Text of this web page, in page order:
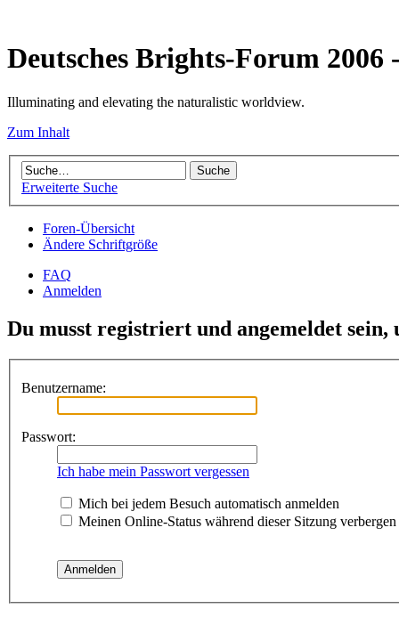
Deutsches Brights-Forum
Illuminating and elevating the naturalistic worldview.
Zum Inhalt
Erweiterte Suche
Foren-Übersicht
Ändere Schriftgröße
FAQ
Anmelden
Du musst registriert und angemeldet
Benutzername:
Passwort:
Ich habe mein Passwort vergessen
Mich bei jedem Besuch automatisch anmelden
Meinen Online-Status während dieser Sitzung verbergen